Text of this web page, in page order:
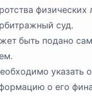
физических
суд.
быть подано
указать
о его